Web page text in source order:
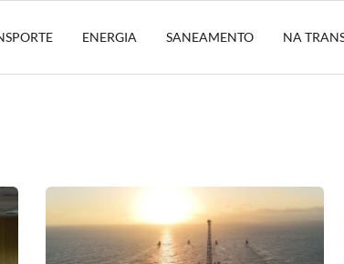
ENERGIA SANEAMENTO NA